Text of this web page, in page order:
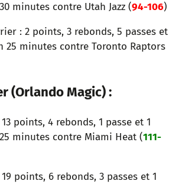
minutes contre Utah Jazz (94-106)
: 2 points, 3 rebonds, 5 passes et
25 minutes contre Toronto Raptors
(Orlando Magic) :
points, 4 rebonds, 1 passe et 1
minutes contre Miami Heat (111-
points, 6 rebonds, 3 passes et 1